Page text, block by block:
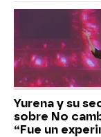
Yurena y su
sobre No
“Fue un